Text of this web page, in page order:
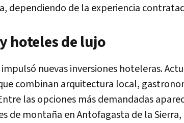
dependiendo de la experiencia
hoteles de lujo
nuevas inversiones hoteleras.
combinan arquitectura local,
las opciones más demandadas
de montaña en Antofagasta de la Sierra,